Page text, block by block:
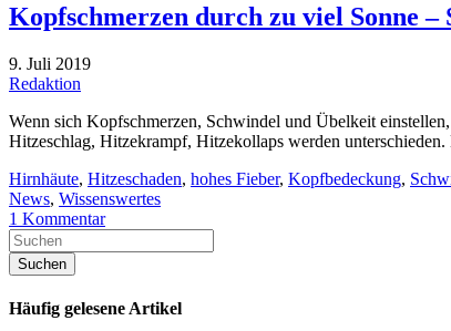
Kopfschmerzen durch zu viel Sonne –
9. Juli 2019
Redaktion
Wenn sich Kopfschmerzen, Schwindel und Übelkeit
Hitzeschlag, Hitzekrampf, Hitzekollaps werden
Hirnhäute, Hitzeschaden, hohes Fieber, Kopfbedeckung,
News, Wissenswertes
1 Kommentar
Häufig gelesene Artikel